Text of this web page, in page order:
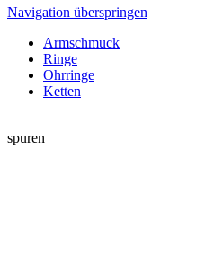
Navigation überspringen
Armschmuck
Ringe
Ohrringe
Ketten
spuren